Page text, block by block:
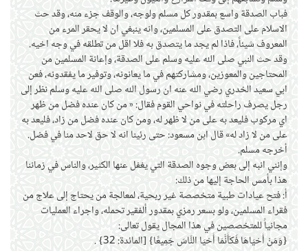
فباب الصدقة واسع بمقدور كل مسلم ولوجه، والوقف جزء منه، وقد حث
الاسلام على التصدق على المسلمين، وانه ينبغي ان لا يحقر المرء من
المعروف شيئاً، فاذا لم يجد ما يتصدق به فلا اقل من تطلقه في وجه اخيه.
وقد حث النبي صلى الله عليه وسلم على الصدقة، وإعانة المسلمين من
المحتاجين والمعوزين، ومشاركتهم في ما يعانونه، وتوفير ما يفقدونه، فعن
ابي سعيد الخدري رضي الله عنه ان رسول الله صلى الله عليه وسلم نظر إلى
رجل يصرف راحلته في نواحي القوم فقال: « من كان عنده فضل من ظهر
اي مركوب فليعد به على من لا ظهر له، ومن كان عنده فضل من زاد، فليعد به
على من لا زاد له» قال ابن مسعود: حتى رئينا انه لا حق لاحد منا في فضل.
أخرجه مسلم.
وإنني انبه إلى بعض وجوه الصدقة التي يغفل عنها الكثير، والناس في زماننا
هذا بأمس الحاجة إليها من ذلك:
أ: فتح عيادات طبية متخصصة غير ربحية، لمعالجة من يحتاج إلى علاج من
فقراء المسلمين، ولو بسعر رمزي بمقدور ألفقير تحمله، واجراء العمليات
مجانياً للمتخصصين في هذا المجال يقول تعالى:
{وَمَنْ أَحْيَاهَا فَكَأَنَّمَا أَحْيَا النَّاسَ جَمِيعًا} [المائدة: 32} .